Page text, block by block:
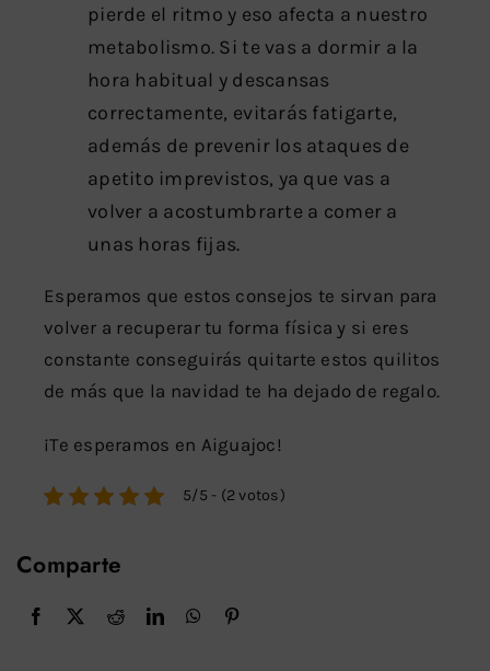
Comparte
pierde el ritmo y eso afecta a nuestro
metabolismo. Si te vas a dormir a la
hora habitual y descansas
correctamente, evitarás fatigarte,
además de prevenir los ataques de
apetito imprevistos, ya que vas a
volver a acostumbrarte a comer a
unas horas fijas.
Esperamos que estos consejos te sirvan para
volver a recuperar tu forma física y si eres
constante conseguirás quitarte estos quilitos
de más que la navidad te ha dejado de regalo.
¡Te esperamos en Aiguajoc!
5/5 - (2 votos)